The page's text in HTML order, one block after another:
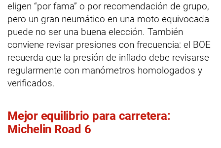
eligen “por fama” o por recomendación de grupo,
pero un gran neumático en una moto equivocada
puede no ser una buena elección. También
conviene revisar presiones con frecuencia: el BOE
recuerda que la presión de inflado debe revisarse
regularmente con manómetros homologados y
verificados.
Mejor equilibrio para carretera:
Michelin Road 6